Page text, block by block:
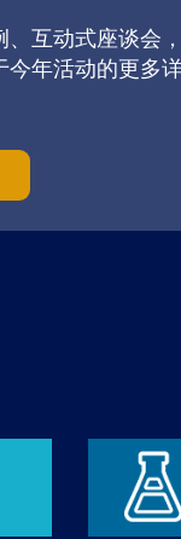
互动式座谈会
年活动的更多详